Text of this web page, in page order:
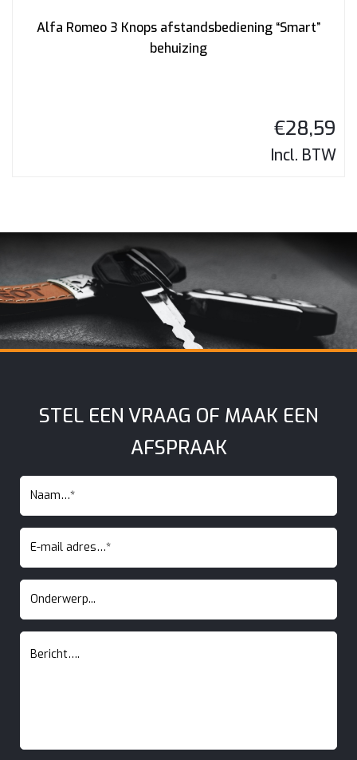
Alfa Romeo 3 Knops afstandsbediening “Smart”
behuizing
€28,59
Incl. BTW
STEL EEN VRAAG OF MAAK EEN
AFSPRAAK